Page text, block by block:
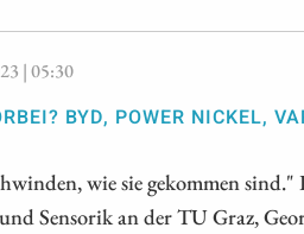
| 05:30
BYD, POWER NICKEL,
wie sie gekommen
Sensorik an der TU Graz,